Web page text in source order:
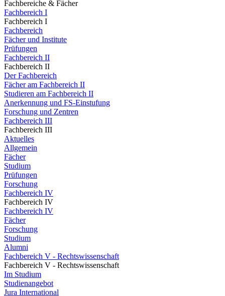
Fachbereiche & Fächer
Fachbereich I
Fachbereich I
Fachbereich
Fächer und Institute
Prüfungen
Fachbereich II
Fachbereich II
Der Fachbereich
Fächer am Fachbereich II
Studieren am Fachbereich II
Anerkennung und FS-Einstufung
Forschung und Zentren
Fachbereich III
Fachbereich III
Aktuelles
Allgemein
Fächer
Studium
Prüfungen
Forschung
Fachbereich IV
Fachbereich IV
Fachbereich IV
Fächer
Forschung
Studium
Alumni
Fachbereich V - Rechtswissenschaft
Fachbereich V - Rechtswissenschaft
Im Studium
Studienangebot
Jura International